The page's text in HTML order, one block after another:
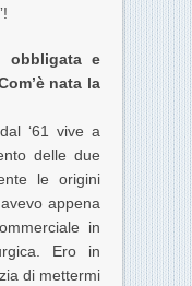
obbligata e
nata la
‘61 vive a
delle due
le origini
appena
in
Ero in
di mettermi